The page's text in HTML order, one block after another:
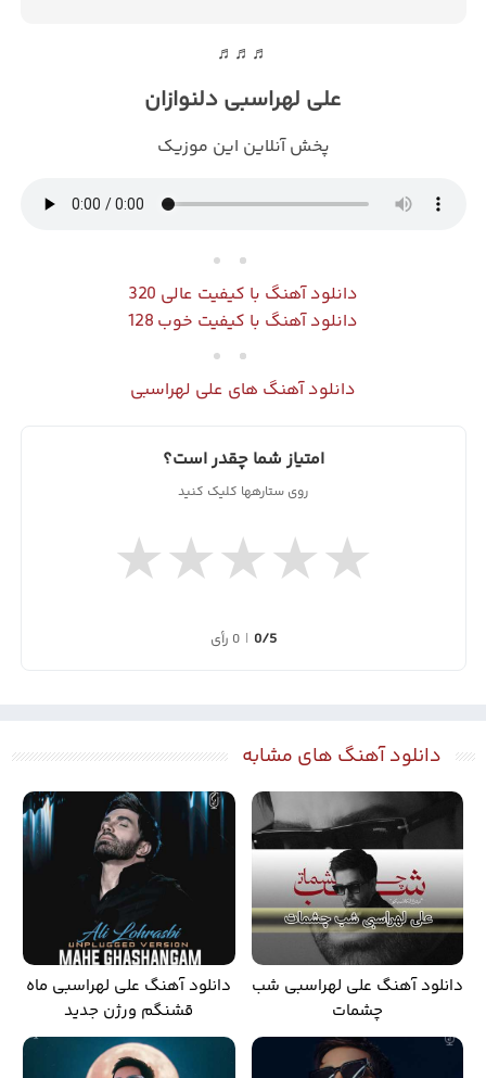
♬♬♬
علی لهراسبی دلنوازان
پخش آنلاین این موزیک
دانلود آهنگ با کیفیت عالی 320
دانلود آهنگ با کیفیت خوب 128
دانلود آهنگ های علی لهراسبی
امتیاز شما چقدر است؟
روی ستارهها کلیک کنید
★
★
★
★
★
0/5
| 0 رأی
دانلود آهنگ های مشابه
دانلود آهنگ علی لهراسبی شب
چشمات
دانلود آهنگ علی لهراسبی ماه
قشنگم ورژن جدید